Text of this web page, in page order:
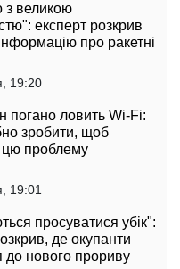
з великою
експерт розкрив
про ракетні
19:20
погано ловить Wi-Fi:
зробити, щоб
цю проблему
19:01
просуватися убік":
де окупанти
до нового прориву